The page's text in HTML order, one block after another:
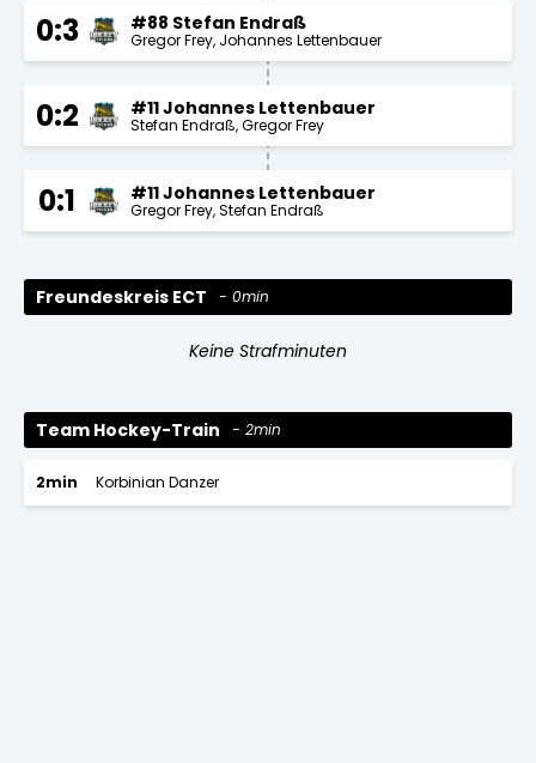
0:3 #88 Stefan Endraß
Gregor Frey Johannes Lettenbauer
0:2 #11 Johannes Lettenbauer
Stefan Endraß Gregor Frey
0:1 #11 Johannes Lettenbauer
Gregor Frey Stefan Endraß
Freundeskreis ECT 0min
Keine Strafminuten
Team Hockey-Train 2min
2min Korbinian Danzer